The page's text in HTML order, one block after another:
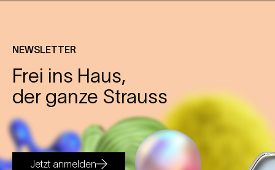
NEWSLETTER
Frei ins Haus,
der ganze Strauss
Jetzt anmelden